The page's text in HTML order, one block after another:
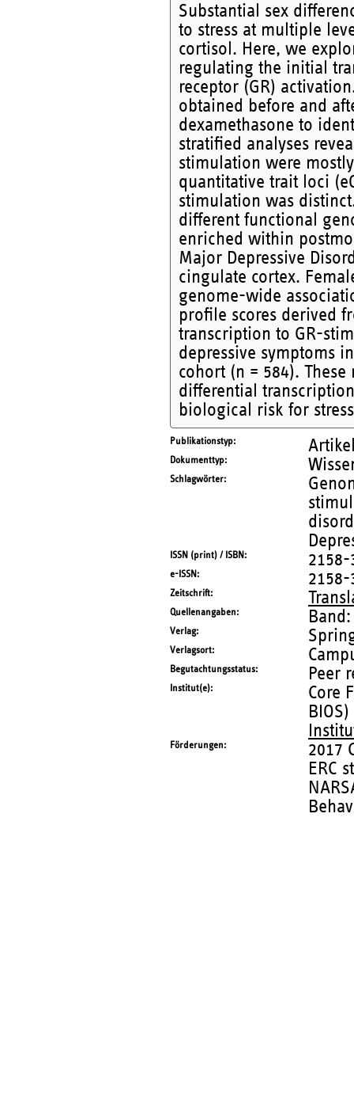
Substantial sex
to stress at multiple
cortisol. Here, we
regulating the initial
receptor (GR)
obtained before and
dexamethasone to
stratified analyses
stimulation were
quantitative trait loci
stimulation was
different functional
enriched within
Major Depressive
cingulate cortex.
genome-wide
profile scores derived
transcription to GR-
depressive symptoms
cohort (n = 584).
differential
biological risk for
Publikationstyp
Dokumenttyp
Schlagwörter
ISSN (print) / ISBN 2158-
e-ISSN 2158-
Zeitschrift
Quellenangaben
Verlag
Verlagsort
Begutachtungsstatus Peer
Institut(e)
Core
BIOS)
Förderungen
2017
ERC